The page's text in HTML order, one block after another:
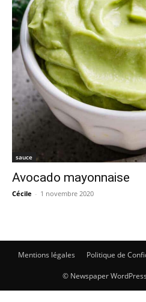
sauce
Avocado mayonnaise
Cécile - 1 novembre 2020
Mentions légales Politique de
© Newspaper